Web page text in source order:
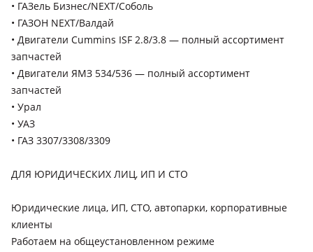
• ГАЗель Бизнес/NEXT/Соболь
• ГАЗОН NEXT/Валдай
• Двигатели Cummins ISF 2.8/3.8 — полный ассортимент
запчастей
• Двигатели ЯМЗ 534/536 — полный ассортимент
запчастей
• Урал
• УАЗ
• ГАЗ 3307/3308/3309
ДЛЯ ЮРИДИЧЕСКИХ ЛИЦ, ИП И СТО
Юридические лица, ИП, СТО, автопарки, корпоративные
клиенты
Работаем на общеустановленном режиме